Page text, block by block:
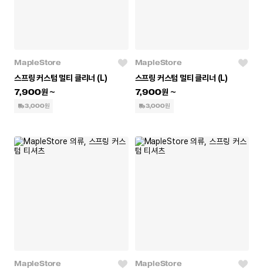
MapleStore
스프링 커스텀 멀티 클리너 (L)
7,900
3,000원
MapleStore
스프링 커스텀 멀티 클리너 (L)
7,900
3,000원
MapleStore
MapleStore